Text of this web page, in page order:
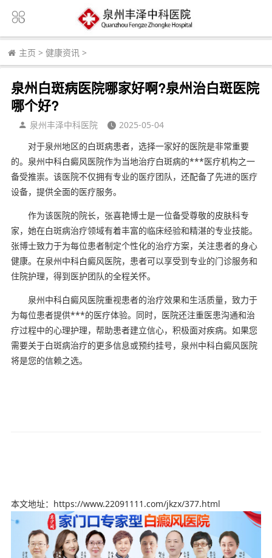
主页 > 健康资讯 >
泉州白斑病医院哪家好啊?泉州治白斑医院
哪个好?
泉州丰泽中科医院
2025-05-04
对于泉州地区的白斑病患者，选择一家好的医院是非常重要
的。泉州中科白癜风医院作为当地治疗白斑病的***医疗机构之一
备受推崇。该医院不仅拥有专业的医疗团队，还配备了先进的医疗
设备，提供全面的医疗服务。
作为该医院的院长，张喜艳博士是一位备受尊敬的皮肤科专
家，她在白斑病治疗领域有着丰富的临床经验和精湛的专业技能。
张博士致力于为每位患者制定个性化的治疗方案，关注患者的身心
健康。在泉州中科白癜风医院，患者可以享受到专业的门诊服务和
住院护理，得到医护团队的全程关怀。
泉州中科白癜风医院重视患者的治疗效果和生活质量，致力于
为每位患者提供***的医疗体验。同时，医院还注重医患沟通和治
疗过程中的心理护理，帮助患者建立信心，积极面对疾病。如果您
需要关于白斑病治疗的更多信息或预约挂号，泉州中科白癜风医院
将是您的信赖之选。
本文地址：https://www.22091111.com/jkzx/377.html